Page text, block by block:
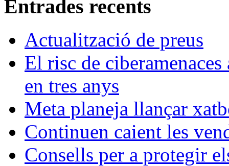
Entrades recents
Actualització de preus
El risc de
en tres anys
Meta planeja llançar
Continuen caient les
Consells per a protegir